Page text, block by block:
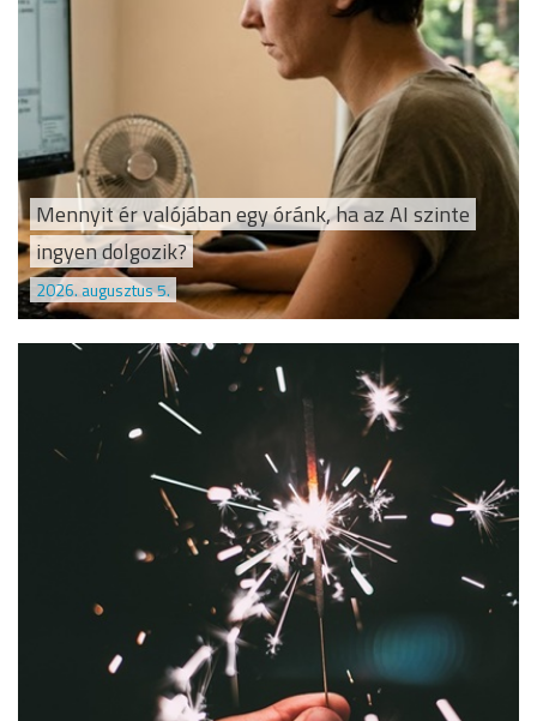
Mennyit ér valójában egy óránk, ha az AI szinte
ingyen dolgozik?
2026. augusztus 5.